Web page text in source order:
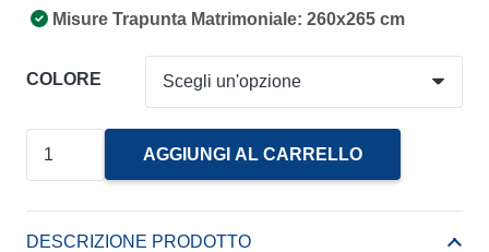
Misure Trapunta Matrimoniale: 260x265 cm
COLORE
Matrimoniale
Light
AGGIUNGI AL CARRELLO
DESCRIZIONE PRODOTTO